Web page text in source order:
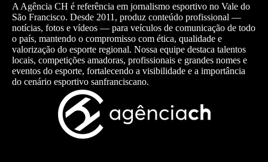
A Agência CH é referência em jornalismo esportivo no Vale do
São Francisco. Desde 2011, produz conteúdo profissional —
notícias, fotos e vídeos — para veículos de comunicação de todo
o país, mantendo o compromisso com ética, qualidade e
valorização do esporte regional. Nossa equipe destaca talentos
locais, competições amadoras, profissionais e grandes nomes e
eventos do esporte, fortalecendo a visibilidade e a importância
do cenário esportivo sanfranciscano.